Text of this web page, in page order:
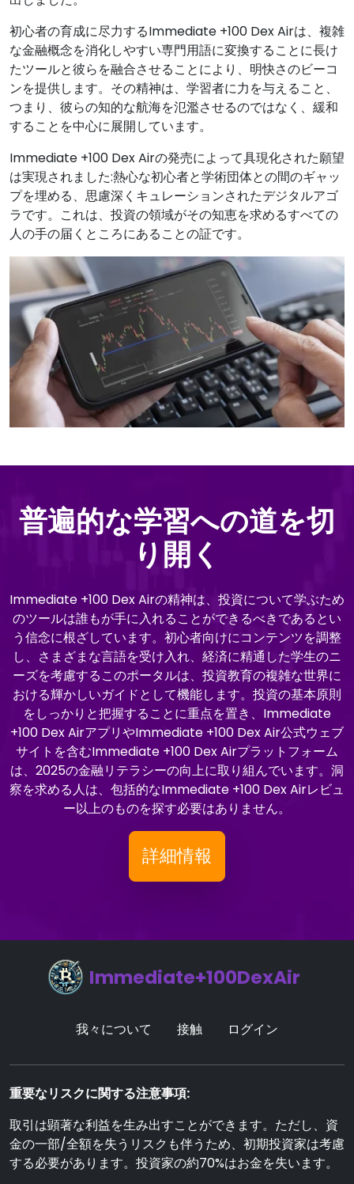
初心者の育成に尽力するImmediate +100 Dex Airは、複雑
な金融概念を消化しやすい専門用語に変換することに長け
たツールと彼らを融合させることにより、明快さのビーコ
ンを提供します。その精神は、学習者に力を与えること、
つまり、彼らの知的な航海を氾濫させるのではなく、緩和
することを中心に展開しています。
Immediate +100 Dex Airの発売によって具現化された願望
は実現されました:熱心な初心者と学術団体との間のギャッ
プを埋める、思慮深くキュレーションされたデジタルアゴ
ラです。これは、投資の領域がその知恵を求めるすべての
人の手の届くところにあることの証です。
普遍的な学習への道を切
り開く
Immediate +100 Dex Airの精神は、投資について学ぶため
のツールは誰もが手に入れることができるべきであるとい
う信念に根ざしています。初心者向けにコンテンツを調整
し、さまざまな言語を受け入れ、経済に精通した学生のニ
ーズを考慮するこのポータルは、投資教育の複雑な世界に
おける輝かしいガイドとして機能します。投資の基本原則
をしっかりと把握することに重点を置き、Immediate
+100 Dex AirアプリやImmediate +100 Dex Air公式ウェブ
サイトを含むImmediate +100 Dex Airプラットフォーム
は、2025の金融リテラシーの向上に取り組んでいます。洞
察を求める人は、包括的なImmediate +100 Dex Airレビュ
ー以上のものを探す必要はありません。
詳細情報
Immediate+100DexAir
我々について 接触 ログイン
重要なリスクに関する注意事項:
取引は顕著な利益を生み出すことができます。ただし、資
金の一部/全額を失うリスクも伴うため、初期投資家は考慮
する必要があります。投資家の約70%はお金を失います。